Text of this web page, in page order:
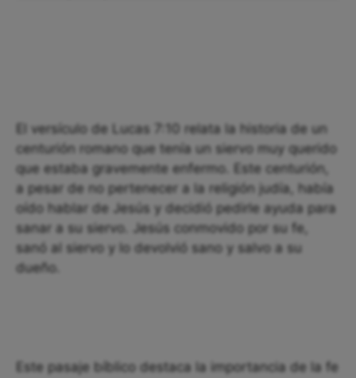
El versículo de Lucas 7:10 relata la historia de un
centurión romano que tenía un siervo muy querido
que estaba gravemente enfermo. Este centurión,
a pesar de no pertenecer a la religión judía, había
oído hablar de Jesús y decidió pedirle ayuda para
sanar a su siervo. Jesús conmovido por su fe,
sanó al siervo y lo devolvió sano y salvo a su
dueño.
Este pasaje bíblico destaca la importancia de la fe